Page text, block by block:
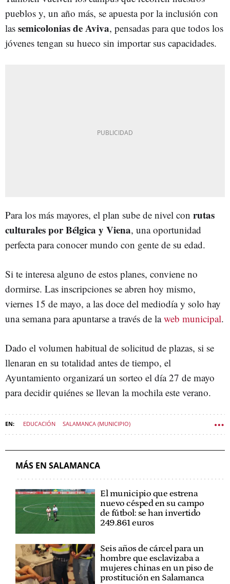
pueblos y, un año más, se apuesta por la inclusión con
las semicolonias de Aviva, pensadas para que todos los
jóvenes tengan su hueco sin importar sus capacidades.
Para los más mayores, el plan sube de nivel con rutas
culturales por Bélgica y Viena, una oportunidad
perfecta para conocer mundo con gente de su edad.
Si te interesa alguno de estos planes, conviene no
dormirse. Las inscripciones se abren hoy mismo,
viernes 15 de mayo, a las doce del mediodía y solo hay
una semana para apuntarse a través de laweb municipal.
Dado el volumen habitual de solicitud de plazas, si se
llenaran en su totalidad antes de tiempo, el
Ayuntamiento organizará un sorteo el día 27 de mayo
para decidir quiénes se llevan la mochila este verano.
EDUCACIÓN SALAMANCA (MUNICIPIO)
MÁS EN SALAMANCA
El municipio que estrena
nuevo césped en su campo
de fútbol: se han invertido
249.861 euros
Seis años de cárcel para un
hombre que esclavizaba a
mujeres chinas en un piso de
prostitución en Salamanca